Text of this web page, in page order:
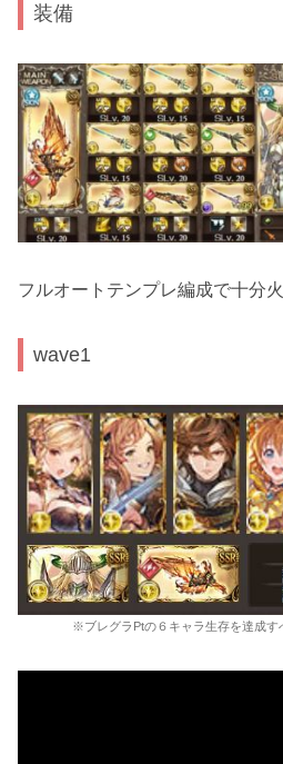
装備
フルオートテンプレ編成で十分
wave1
※ブレグラPtの６キャラ生存を達成す